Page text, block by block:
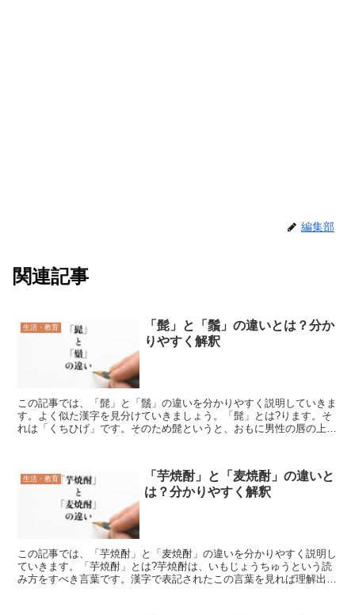
編集部
関連記事
生活・教育
「髭」と「鬚」の違いとは？分か
りやすく解釈
この記事では、「髭」と「鬚」の違いを分かりやすく説明していきま
す。よく似た漢字を見分けていきましょう。「髭」とは?ります。そ
れは「くちひげ」です。そのため髭というと、おもに男性の唇の上に
生活・教育
「芋焼酎」と「麦焼酎」の違いと
は？分かりやすく解釈
この記事では、「芋焼酎」と「麦焼酎」の違いを分かりやすく説明し
ていきます。「芋焼酎」とは?芋焼酎は、いもじょうちゅうという読
み方をすべき言葉です。漢字で表記されたこの言葉を見れば理解出来